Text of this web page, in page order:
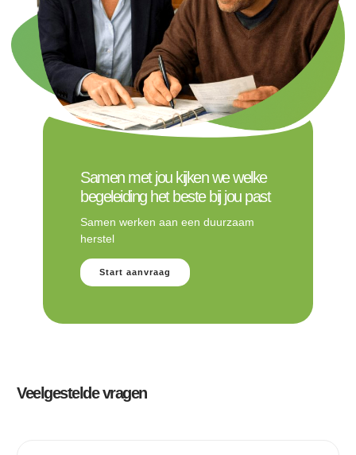
Samen met jou kijken we welke
begeleiding het beste bij jou past
Samen werken aan een duurzaam
herstel
Start aanvraag
Veelgestelde vragen